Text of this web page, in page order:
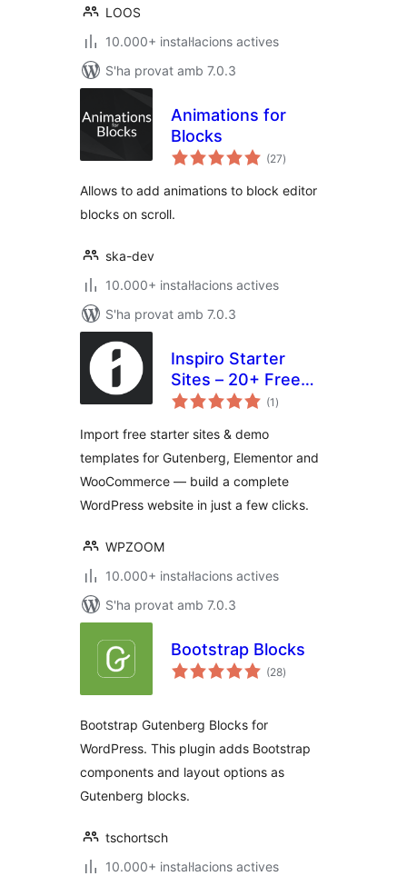
LOOS
10.000+ instal·lacions actives
S'ha provat amb 7.0.3
Animations for
Blocks
(27puntuacions
totals
)
Allows to add animations to block editor
blocks on scroll.
ska-dev
10.000+ instal·lacions actives
S'ha provat amb 7.0.3
Inspiro Starter
Sites – 20+ Free
Demo Templates
Elementor
(1 puntuacions
totals
)
Import free starter sites & demo
templates for Gutenberg, Elementor and
WooCommerce — build a complete
WordPress website in just a few clicks.
WPZOOM
10.000+ instal·lacions actives
S'ha provat amb 7.0.3
Bootstrap Blocks
(28puntuacions
totals
)
Bootstrap Gutenberg Blocks for
WordPress. This plugin adds Bootstrap
components and layout options as
Gutenberg blocks.
tschortsch
10.000+ instal·lacions actives